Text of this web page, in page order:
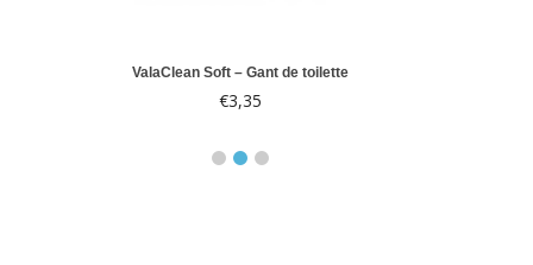
ValaClean Soft – Gant de toilette
€3,35